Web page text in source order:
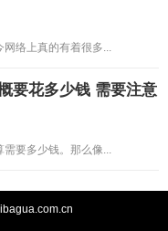
络上真的有着很多...
要花多少钱 需要注意
需要多少钱。那么像...